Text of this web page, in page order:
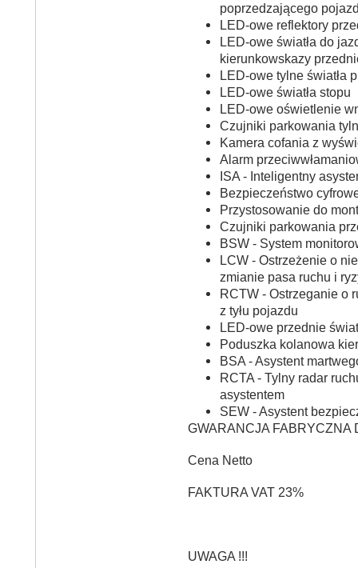
poprzedzającego
LED-owe reflektory
LED-owe światła do
kierunkowskazy
LED-owe tylne światła
LED-owe światła stopu
LED-owe oświetlenie
Czujniki parkowania
Kamera cofania z
Alarm
ISA - Inteligentny
Bezpieczeństwo
Przystosowanie do
Czujniki parkowania
BSW - System
LCW - Ostrzeżenie o
zmianie pasa ruchu i
RCTW - Ostrzeganie o
z tyłu pojazdu
LED-owe przednie
Poduszka kolanowa
BSA - Asystent
RCTA - Tylny radar
asystentem
SEW - Asystent
GWARANCJA FABRYCZNA
Cena Netto
FAKTURA VAT 23%
UWAGA !!!